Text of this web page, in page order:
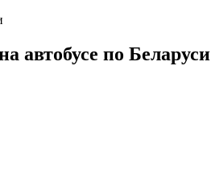
автобусе по Беларуси